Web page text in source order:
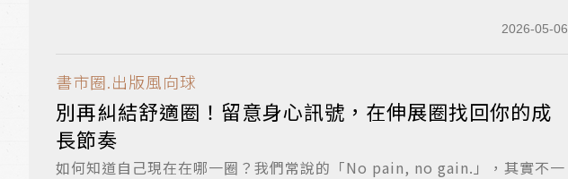
2026-05-06
書市圈.出版風向球
別再糾結舒適圈！留意身心訊號，在伸展圈找回你的成
長節奏
如何知道自己現在在哪一圈？我們常說的「No pain, no gain.」，其實不一